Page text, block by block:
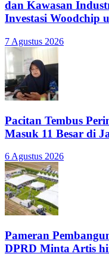
dan Kawasan
Investasi Woodchip
7 Agustus 2026
Pacitan Tembus
Masuk 11 Besar di
6 Agustus 2026
Pameran
DPRD Minta Artis